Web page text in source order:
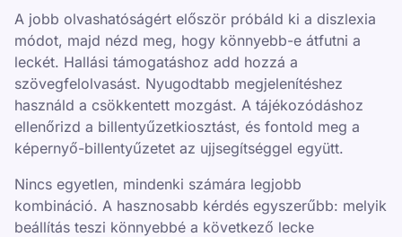
A jobb olvashatóságért először próbáld ki a diszlexia
módot, majd nézd meg, hogy könnyebb-e átfutni a
leckét. Hallási támogatáshoz add hozzá a
szövegfelolvasást. Nyugodtabb megjelenítéshez
használd a csökkentett mozgást. A tájékozódáshoz
ellenőrizd a billentyűzetkiosztást, és fontold meg a
képernyő-billentyűzetet az ujjsegítséggel együtt.
Nincs egyetlen, mindenki számára legjobb
kombináció. A hasznosabb kérdés egyszerűbb: melyik
beállítás teszi könnyebbé a következő lecke